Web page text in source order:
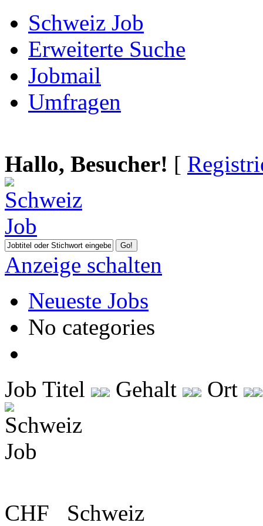
Schweiz Job
Erweiterte Suche
Jobmail
Umfragen
Hallo, Besucher! [
Anzeige schalten
Neueste Jobs
No categories
Job Titel Gehalt Ort
CHF
Schweiz